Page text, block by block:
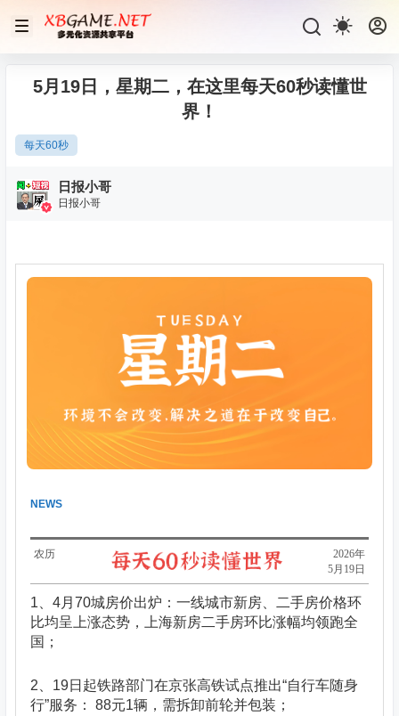
5月19日，星期二，在这里每天60秒读懂世
界！
每天60秒
日报小哥
日报小哥
NEWS
​2026年
5月19日
农历
1、4月70城房价出炉：一线城市新房、二手房价格环
比均呈上涨态势，上海新房二手房环比涨幅均领跑全
国；
2、19日起铁路部门在京张高铁试点推出“自行车随身
行”服务： 88元1辆，需拆卸前轮并包装；